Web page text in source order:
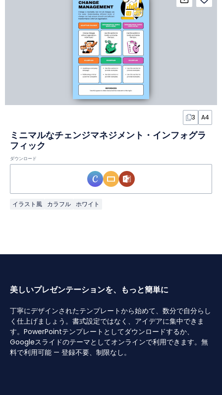
3 A4
ミニマルなチェンジマネジメント・インフォグラ
フィック
ダウンロード
イラスト風 カラフル ホワイト
美しいプレゼンテーションを、もっと簡単に
丁寧にデザインされたテンプレートから始めて、数分で自分らし
く仕上げましょう。書式設定ではなく、アイデアに集中できま
す。PowerPointテンプレートとしてダウンロードするか、
Googleスライドのテーマとしてオンラインで利用できます。無
料で利用可能 — 登録不要、制限なし。